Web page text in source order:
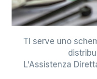
Ti serve uno
L'Assistenza